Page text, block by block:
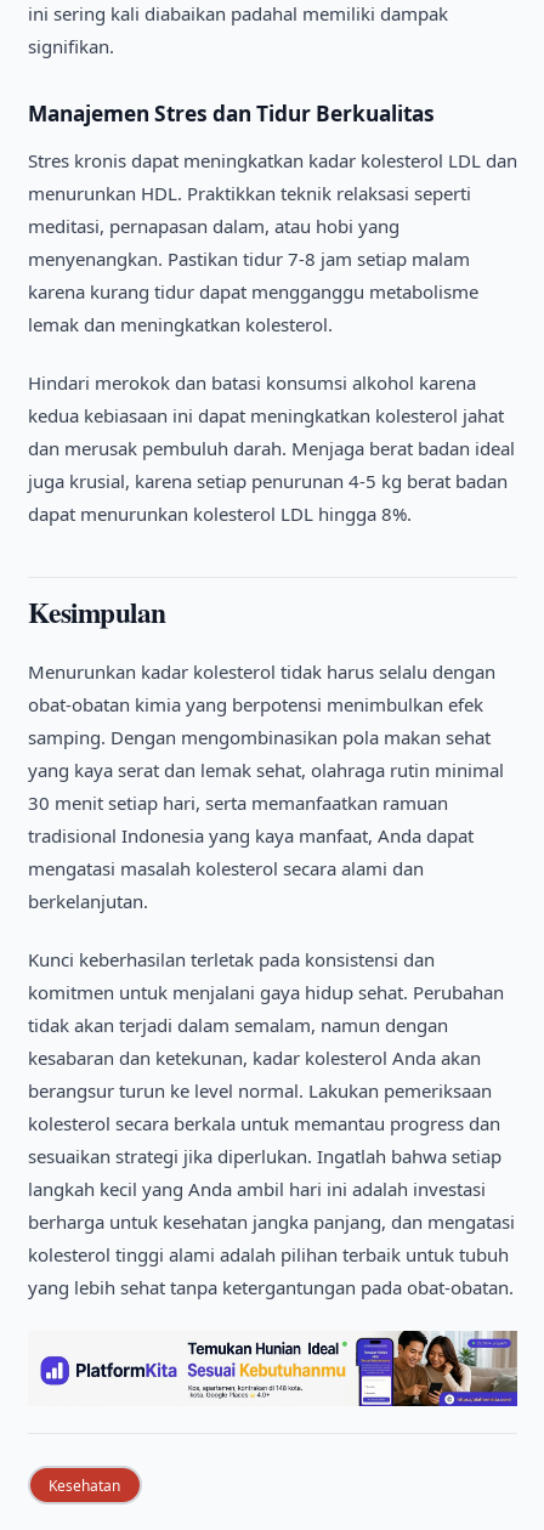
ini sering kali diabaikan padahal memiliki dampak
signifikan.
Manajemen Stres dan Tidur Berkualitas
Stres kronis dapat meningkatkan kadar kolesterol LDL dan
menurunkan HDL. Praktikkan teknik relaksasi seperti
meditasi, pernapasan dalam, atau hobi yang
menyenangkan. Pastikan tidur 7-8 jam setiap malam
karena kurang tidur dapat mengganggu metabolisme
lemak dan meningkatkan kolesterol.
Hindari merokok dan batasi konsumsi alkohol karena
kedua kebiasaan ini dapat meningkatkan kolesterol jahat
dan merusak pembuluh darah. Menjaga berat badan ideal
juga krusial, karena setiap penurunan 4-5 kg berat badan
dapat menurunkan kolesterol LDL hingga 8%.
Kesimpulan
Menurunkan kadar kolesterol tidak harus selalu dengan
obat-obatan kimia yang berpotensi menimbulkan efek
samping. Dengan mengombinasikan pola makan sehat
yang kaya serat dan lemak sehat, olahraga rutin minimal
30 menit setiap hari, serta memanfaatkan ramuan
tradisional Indonesia yang kaya manfaat, Anda dapat
mengatasi masalah kolesterol secara alami dan
berkelanjutan.
Kunci keberhasilan terletak pada konsistensi dan
komitmen untuk menjalani gaya hidup sehat. Perubahan
tidak akan terjadi dalam semalam, namun dengan
kesabaran dan ketekunan, kadar kolesterol Anda akan
berangsur turun ke level normal. Lakukan pemeriksaan
kolesterol secara berkala untuk memantau progress dan
sesuaikan strategi jika diperlukan. Ingatlah bahwa setiap
langkah kecil yang Anda ambil hari ini adalah investasi
berharga untuk kesehatan jangka panjang, dan mengatasi
kolesterol tinggi alami adalah pilihan terbaik untuk tubuh
yang lebih sehat tanpa ketergantungan pada obat-obatan.
Kesehatan